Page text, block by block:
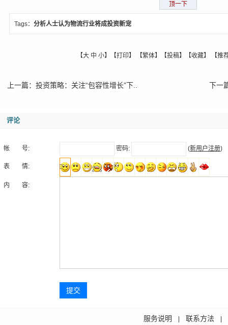
顶一下
Tags： 分析人士认为物流行业将成投资新宠
【大 中 小】【打印】 【繁体】【投稿】【收藏】 【推
上一篇： 投资策略：关注“包容性增长”下.. 下一
评论
帐 号: 密码: (新用户注册)
表 情:
内 容:
提交
服务说明 联系方法